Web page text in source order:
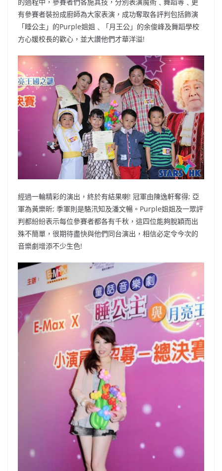
有參賽者裝扮成廚師為大家表演，成功奪取各評判包括飾演
「睡公主」的Purple姐姐﹑「月王公」的余俊峰及舞蹈學校
方心媛校長的歡心，並大讚他們才華洋溢!
經過一輪精彩的演出，終於有結果喇! 冠軍由陳逸軒奪得; 亞
軍為黃樂昕; 季軍則是駱汛知及潘文暢。Purple姐姐及一眾評
判都紛紛表示每位參賽者都各有千秋，這四位能夠脫穎而出
殊不簡單，很期待盡快與他們同台演出，相信必定令今次的
音樂劇增添不少生色!